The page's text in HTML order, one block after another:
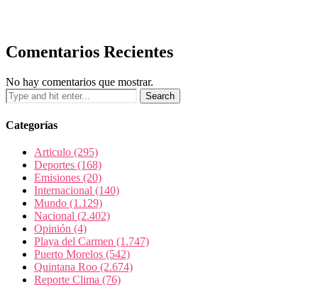
Comentarios Recientes
No hay comentarios que mostrar.
Categorías
Articulo (295)
Deportes (168)
Emisiones (20)
Internacional (140)
Mundo (1.129)
Nacional (2.402)
Opinión (4)
Playa del Carmen (1.747)
Puerto Morelos (542)
Quintana Roo (2.674)
Reporte Clima (76)